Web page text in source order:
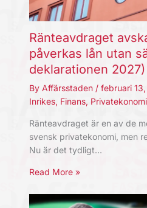
Ränteavdraget
påverkas lån utan
deklarationen 2027)
By Affärsstaden / februari
Inrikes, Finans, Privatekonomi
Ränteavdraget är en av de
svensk privatekonomi, men
Nu är det tydligt…
Read More »